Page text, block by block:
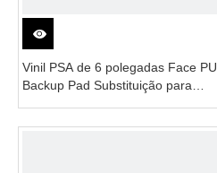
Vinil PSA de 6 polegadas Face PU
Backup Pad Substituição para